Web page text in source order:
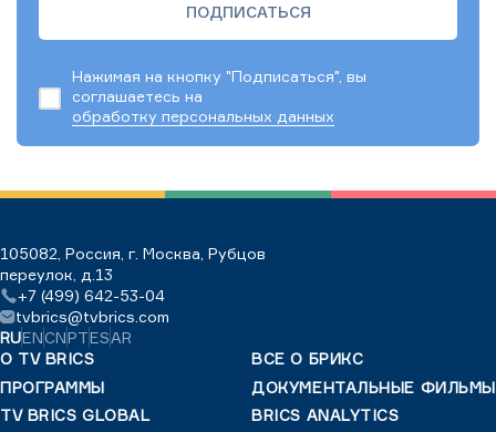
Нажимая на кнопку "Подписаться", вы
соглашаетесь на
обработку персональных данных
105082, Россия, г. Москва, Рубцов
переулок, д.13
+7 (499) 642-53-04
tvbrics@tvbrics.com
RUENCNPTESAR
О TV BRICS
ВСЕ О БРИКС
ПРОГРАММЫ
ДОКУМЕНТАЛЬНЫЕ ФИЛЬМЫ
TV BRICS GLOBAL
BRICS ANALYTICS